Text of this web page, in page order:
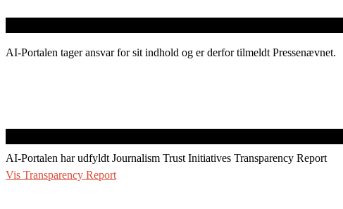
AI-Portalen tager ansvar for sit indhold og er derfor tilmeldt Pressenævnet.
AI-Portalen har udfyldt Journalism Trust Initiatives Transparency Report
Vis Transparency Report